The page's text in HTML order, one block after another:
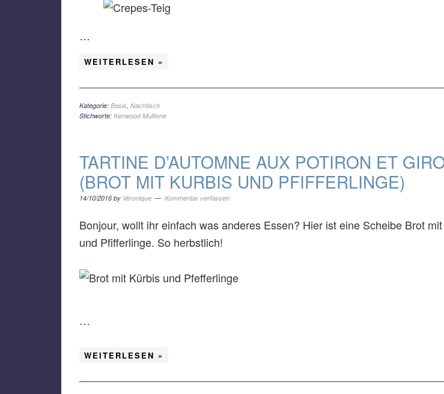
…
WEITERLESEN »
Kategorie: Basis, Nachtisch
Stichworte: Kenwood Multione
TARTINE D’AUTOMNE AUX POTIRON ET
(BROT MIT KURBIS UND PFIFFERLINGE)
14/10/2016 by Véronique Kommentar verfassen
Bonjour, wollt ihr einfach was anderes Essen? Hier ist eine Scheibe Brot
und Pfifferlinge. So herbstlich!
…
WEITERLESEN »